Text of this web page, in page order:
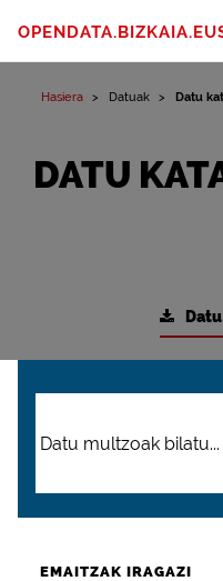
Hasiera Datuak Datu
DATU
EMAITZAK IRAGAZI